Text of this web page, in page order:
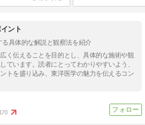
ント
る具体的な解説と観察法を紹介
く伝えることを目的とし、具体的な施術や観
ています。読者にとってわかりやすいよう、
トを盛り込み、東洋医学の魅力を伝えるコン
170